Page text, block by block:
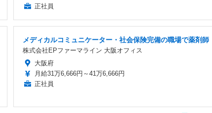
正社員
メディカルコミュニケーター・社会保険完備の職場で薬剤師
株式会社EPファーマライン 大阪オフィス
大阪府
月給31万6,666円～41万6,666円
正社員